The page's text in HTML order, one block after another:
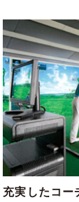
充実したコー